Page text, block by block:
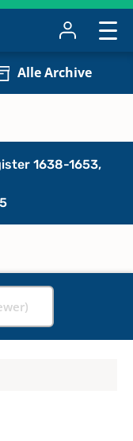
Alle Archive
1638-1653,